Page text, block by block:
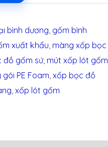
bình dương, gốm bình
xuất khẩu, màng xốp bọc
đồ gốm sứ, mút xốp lót gốm
PE Foam,xốp bọc đồ
,xốp lót gốm